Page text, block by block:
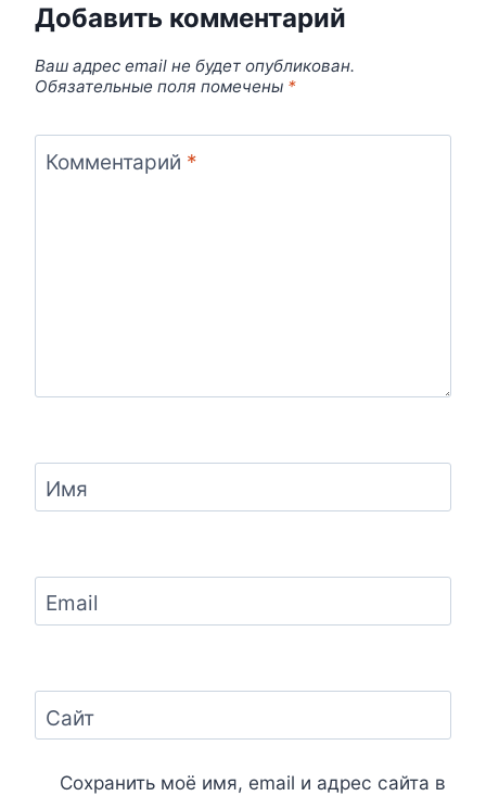
Добавить комментарий
Ваш адрес email не будет опубликован.
Обязательные поля помечены *
Комментарий *
Имя
Email
Сайт
Сохранить моё имя, email и адрес сайта в